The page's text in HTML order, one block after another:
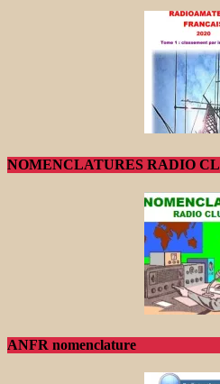
NOMENCLATURES RADIO
ANFR nomenclature